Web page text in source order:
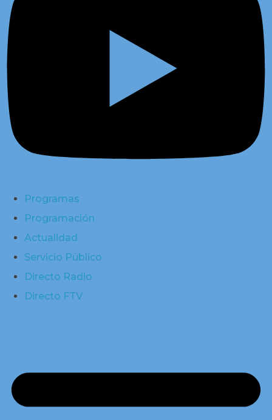
Programas
Programación
Actualidad
Servicio Público
Directo Radio
Directo FTV